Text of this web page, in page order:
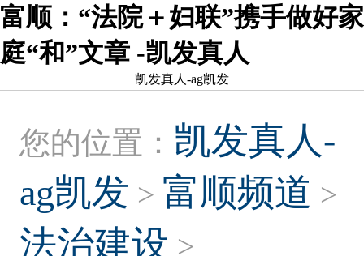
富顺：“法院＋妇联”携手做好家
庭“和”文章 -凯发真人
凯发真人-ag凯发
您的位置： 凯发真人-
ag凯发 > 富顺频道 >
法治建设 >